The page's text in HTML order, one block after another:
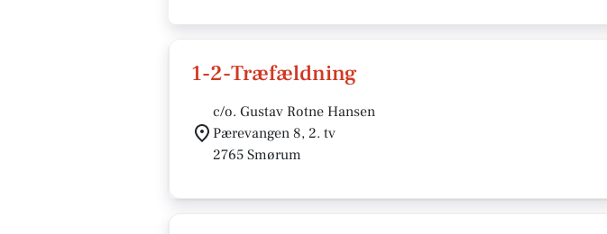
1-2-Træfældning
c/o. Gustav Rotne Hansen
Pærevangen 8, 2. tv
2765 Smørum